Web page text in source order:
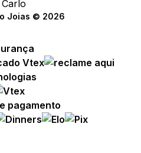
Joias © 2026
pagamento